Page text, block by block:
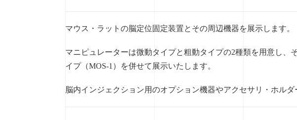
マウス・ラットの脳定位固定装置とその周辺機器を展示します。
マニピュレーターは微動タイプと粗動タイプの2種類を用意し
イプ（MOS-1）を併せて展示いたします。
脳内インジェクション用のオプション機器やアクセサリ・ホル